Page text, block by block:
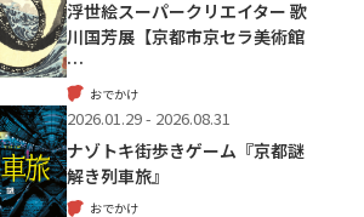
浮世絵スーパークリエイター 歌
川国芳展【京都市京セラ美術館
…
おでかけ
2026.01.29 - 2026.08.31
ナゾトキ街歩きゲーム『京都謎
解き列車旅』
おでかけ